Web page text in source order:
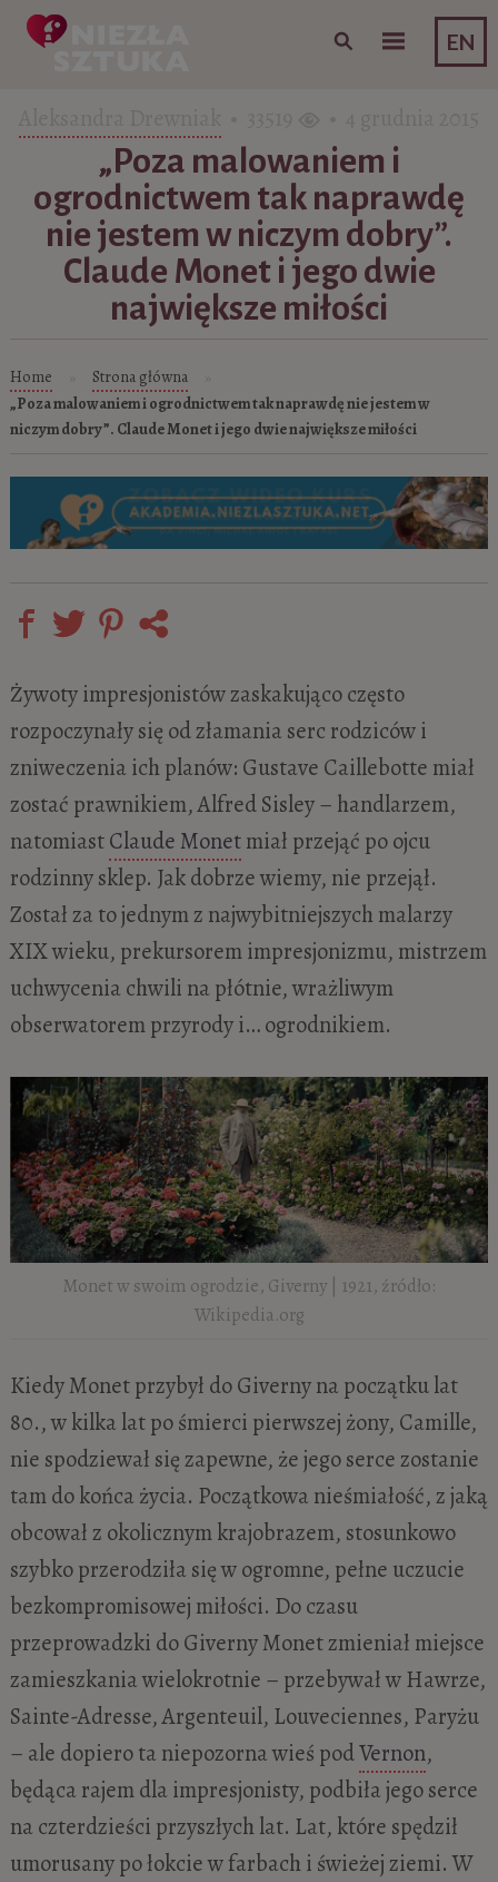
EN
Skip to content
„Poza malowaniem i
ogrodnictwem tak naprawdę
nie jestem w niczym dobry”.
Claude Monet i jego dwie
największe miłości
Home Strona główna
„Poza malowaniem i ogrodnictwem tak naprawdę nie jestem w
niczym dobry”. Claude Monet i jego dwie największe miłości
Żywoty impresjonistów zaskakująco często
rozpoczynały się od złamania serc rodziców i
zniweczenia ich planów: Gustave Caillebotte miał
zostać prawnikiem, Alfred Sisley – handlarzem,
natomiastClaude Monetmiał przejąć po ojcu
rodzinny sklep. Jak dobrze wiemy, nie przejął.
Został za to jednym z najwybitniejszych malarzy
XIX wieku, prekursorem impresjonizmu, mistrzem
uchwycenia chwili na płótnie, wrażliwym
obserwatorem przyrody i… ogrodnikiem.
Monet w swoim ogrodzie, Giverny | 1921, źródło:
Wikipedia.org
Kiedy Monet przybył do Giverny na początku lat
80., w kilka lat po śmierci pierwszej żony, Camille,
nie spodziewał się zapewne, że jego serce zostanie
tam do końca życia. Początkowa nieśmiałość, z jaką
obcował z okolicznym krajobrazem, stosunkowo
szybko przerodziła się w ogromne, pełne uczucie
bezkompromisowej miłości. Do czasu
przeprowadzki do Giverny Monet zmieniał miejsce
zamieszkania wielokrotnie – przebywał w Hawrze,
Sainte-Adresse, Argenteuil, Louveciennes, Paryżu
– ale dopiero ta niepozorna wieś podVernon,
będąca rajem dla impresjonisty, podbiła jego serce
na czterdzieści przyszłych lat. Lat, które spędził
umorusany po łokcie w farbach i świeżej ziemi. W